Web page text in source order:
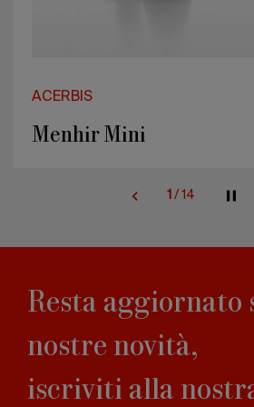
ACERBIS
Ebi
2 /14
Resta aggiornato
nostre novità,
iscriviti alla